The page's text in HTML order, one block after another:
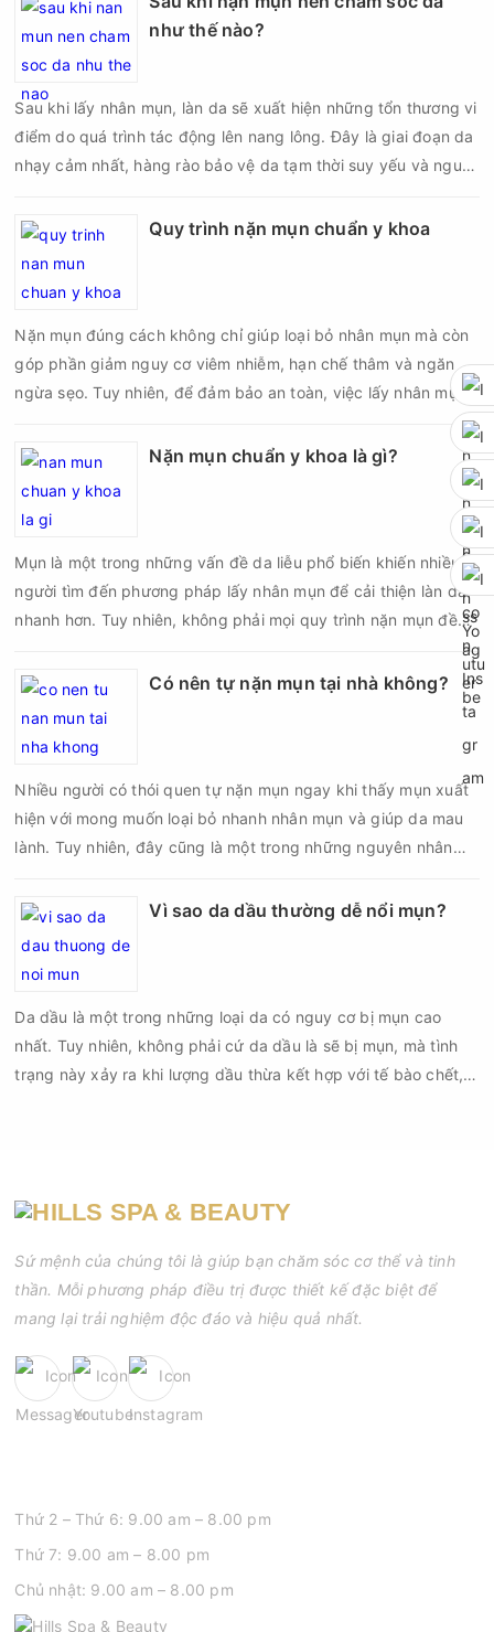
như thế nào?
Sau khi lấy nhân mụn, làn da sẽ xuất hiện những tổn thương vi
điểm do quá trình tác động lên nang lông. Đây là giai đoạn da
nhạy cảm nhất, hàng rào bảo vệ da tạm thời suy yếu và nguy
nếu chăm sóc không đúng cách. Chính vì vậy, việc chăm sóc
Quy trình nặn mụn chuẩn y khoa
Nặn mụn đúng cách không chỉ giúp loại bỏ nhân mụn mà còn
góp phần giảm nguy cơ viêm nhiễm, hạn chế thâm và ngăn
ngừa sẹo. Tuy nhiên, để đảm bảo an toàn, việc lấy nhân mụn
cần được thực hiện theo đúng quy trình chuẩn y khoa với đầy
đủ các bước vô khuẩn và chăm sóc sau điều trị.
Nặn mụn chuẩn y khoa là gì?
Mụn là một trong những vấn đề da liễu phổ biến khiến nhiều
người tìm đến phương pháp lấy nhân mụn để cải thiện làn da
nhanh hơn. Tuy nhiên, không phải mọi quy trình nặn mụn đều
an toàn và mang lại hiệu quả như mong muốn. Nếu thực hiện
sai kỹ thuật hoặc lấy nhân mụn không đúng thời điểm, làn da
có thể đối mặt với nguy cơ viêm nhiễm, thâm sau mụn và thậm
Có nên tự nặn mụn tại nhà không?
Nhiều người có thói quen tự nặn mụn ngay khi thấy mụn xuất
hiện với mong muốn loại bỏ nhanh nhân mụn và giúp da mau
lành. Tuy nhiên, đây cũng là một trong những nguyên nhân
tăng nguy cơ viêm nhiễm, thâm và sẹo.
Vì sao da dầu thường dễ nổi mụn?
Da dầu là một trong những loại da có nguy cơ bị mụn cao
nhất. Tuy nhiên, không phải cứ da dầu là sẽ bị mụn, mà tình
trạng này xảy ra khi lượng dầu thừa kết hợp với tế bào chết,
Sứ mệnh của chúng tôi là giúp bạn chăm sóc cơ thể và tinh
thần. Mỗi phương pháp điều trị được thiết kế đặc biệt để
mang lại trải nghiệm độc đáo và hiệu quả nhất.
Thứ 2 – Thứ 6: 9.00 am – 8.00 pm
Thứ 7: 9.00 am – 8.00 pm
Chủ nhật: 9.00 am – 8.00 pm